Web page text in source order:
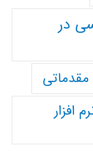
در
افزار